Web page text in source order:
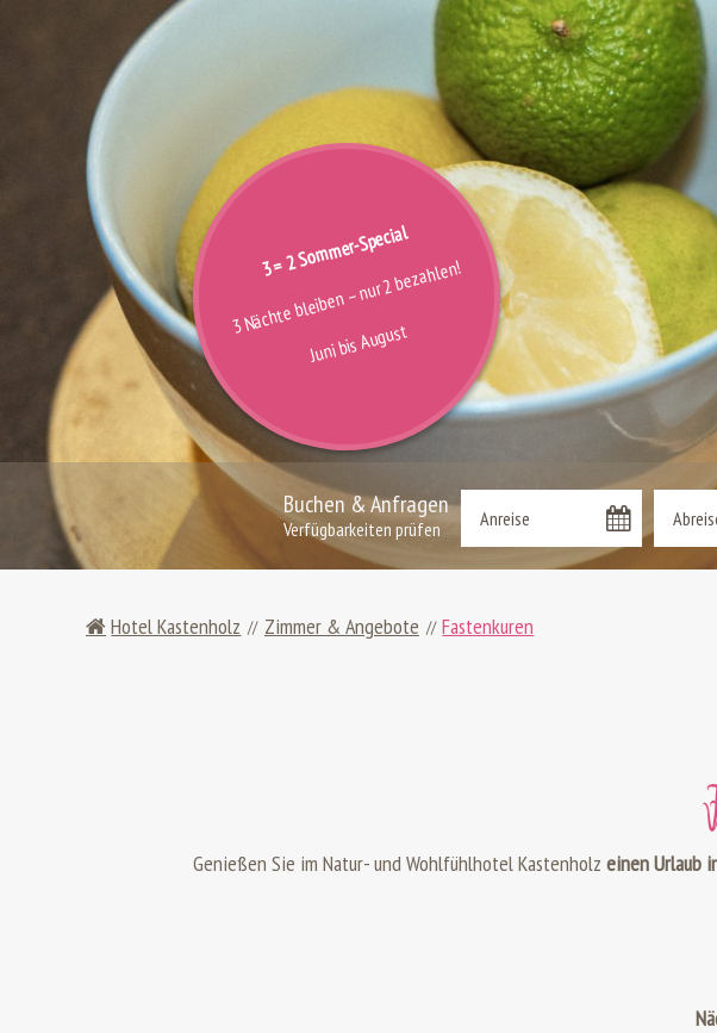
Buchen & Anfragen
Verfügbarkeiten prüfen
3 = 2 Sommer-Special
3 Nächte bleiben – nur 2 bezahlen!
Juni bis August
Hotel Kastenholz Zimmer & Angebote Fastenkuren
Genießen Sie im Natur- und Wohlfühlhotel Kastenholz einen Urlaub